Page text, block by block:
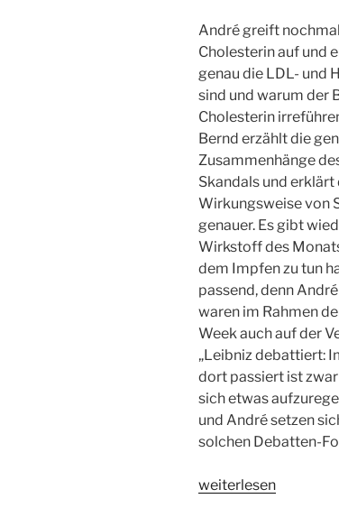
André greift
Cholesterin auf und
genau die LDL- und
sind und warum der
Cholesterin
Bernd erzählt die
Zusammenhänge
Skandals und erklärt
Wirkungsweise von
genauer. Es gibt
Wirkstoff des
dem Impfen zu tun
passend, denn
waren im Rahmen
Week auch auf der
„Leibniz debattiert:
dort passiert ist zwar
sich etwas
und André setzen
solchen Debatten-
„WSR026
weiterlesen